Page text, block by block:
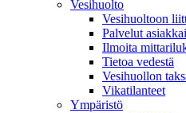
Vesihuolto
Vesihuoltoon
Palvelut
Ilmoita
Tietoa vedestä
Vesihuollon
Vikatilanteet
Ympäristö